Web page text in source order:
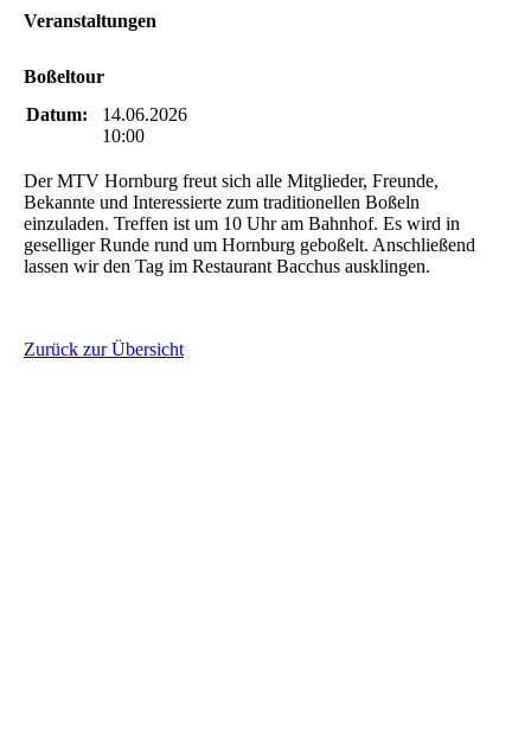
Veranstaltungen
Boßeltour
Datum:
14.06.2026
10:00
Der MTV Hornburg freut sich alle Mitglieder, Freunde,
Bekannte und Interessierte zum traditionellen Boßeln
einzuladen. Treffen ist um 10 Uhr am Bahnhof. Es wird in
geselliger Runde rund um Hornburg geboßelt. Anschließend
lassen wir den Tag im Restaurant Bacchus ausklingen.
Zurück zur Übersicht